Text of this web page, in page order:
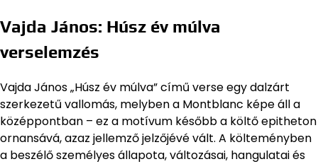
Vajda János: Húsz év múlva
verselemzés
Vajda János „Húsz év múlva” című verse egy dalzárt
szerkezetű vallomás, melyben a Montblanc képe áll a
középpontban – ez a motívum később a költő epitheton
ornansává, azaz jellemző jelzőjévé vált. A költeményben
a beszélő személyes állapota, változásai, hangulatai és